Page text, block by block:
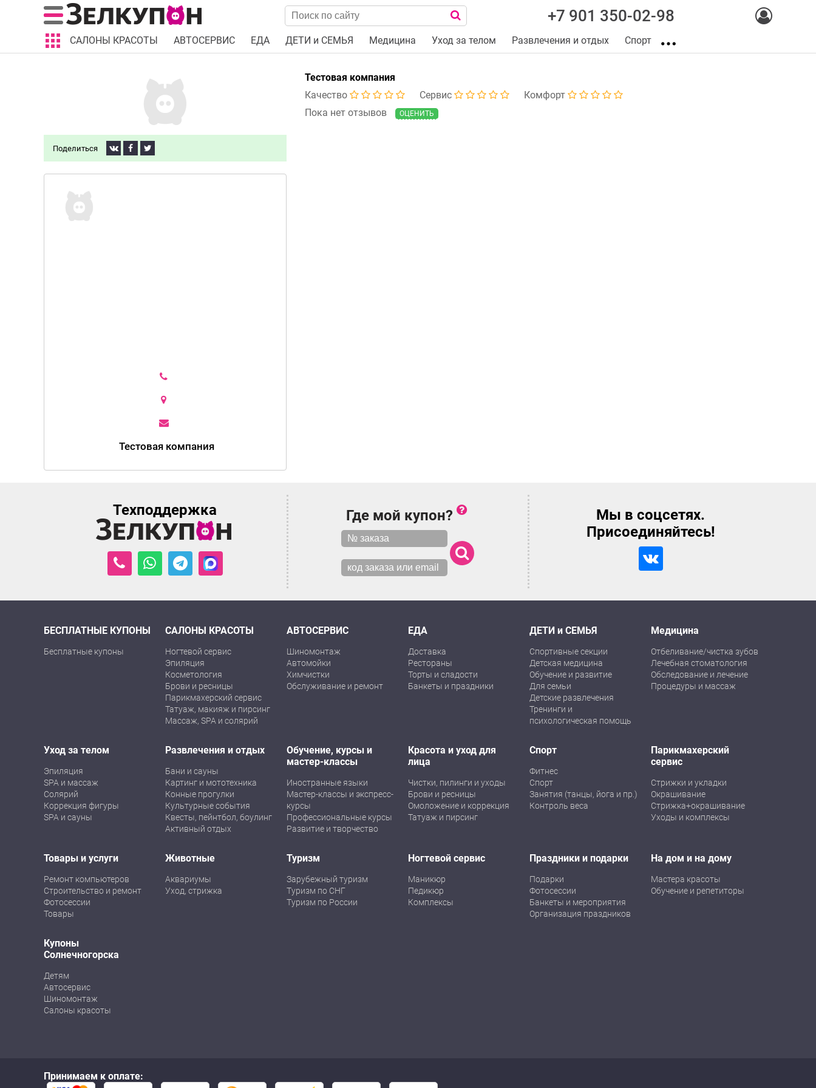
+7 901 350-02-98
САЛОНЫ КРАСОТЫ АВТОСЕРВИС ЕДА ДЕТИ и СЕМЬЯ Медицина Уход за телом Развлечения и отдых Спорт
Тестовая компания
Качество
Сервис
Комфорт
Пока нет отзывов
ОЦЕНИТЬ
Поделиться
Тестовая компания
Техподдержка Где мой купон?
Мы в соцсетях.
Присоединяйтесь!
БЕСПЛАТНЫЕ КУПОНЫ
Бесплатные купоны
САЛОНЫ КРАСОТЫ
Ногтевой сервис
Эпиляция
Косметология
Брови и ресницы
Парикмахерский сервис
Татуаж, макияж и пирсинг
Массаж, SPA и солярий
АВТОСЕРВИС
Шиномонтаж
Автомойки
Химчистки
Обслуживание и ремонт
ЕДА
Доставка
Рестораны
Торты и сладости
Банкеты и праздники
ДЕТИ и СЕМЬЯ
Спортивные секции
Детская медицина
Обучение и развитие
Для семьи
Детские развлечения
Тренинги и
психологическая помощь
Медицина
Отбеливание/чистка зубов
Лечебная стоматология
Обследование и лечение
Процедуры и массаж
Уход за телом
Эпиляция
SPA и массаж
Солярий
Коррекция фигуры
SPA и сауны
Развлечения и отдых
Бани и сауны
Картинг и мототехника
Конные прогулки
Культурные события
Квесты, пейнтбол, боулинг
Активный отдых
Обучение, курсы и
мастер-классы
Иностранные языки
Мастер-классы и экспресс-
курсы
Профессиональные курсы
Развитие и творчество
Красота и уход для
лица
Чистки, пилинги и уходы
Брови и ресницы
Омоложение и коррекция
Татуаж и пирсинг
Спорт
Фитнес
Спорт
Занятия (танцы, йога и пр.)
Контроль веса
Парикмахерский
сервис
Стрижки и укладки
Окрашивание
Стрижка+окрашивание
Уходы и комплексы
Товары и услуги
Ремонт компьютеров
Строительство и ремонт
Фотосессии
Товары
Животные
Аквариумы
Уход, стрижка
Туризм
Зарубежный туризм
Туризм по СНГ
Туризм по России
Ногтевой сервис
Маникюр
Педикюр
Комплексы
Праздники и подарки
Подарки
Фотосессии
Банкеты и мероприятия
Организация праздников
На дом и на дому
Мастера красоты
Обучение и репетиторы
Купоны
Солнечногорска
Детям
Автосервис
Шиномонтаж
Салоны красоты
Принимаем к оплате: